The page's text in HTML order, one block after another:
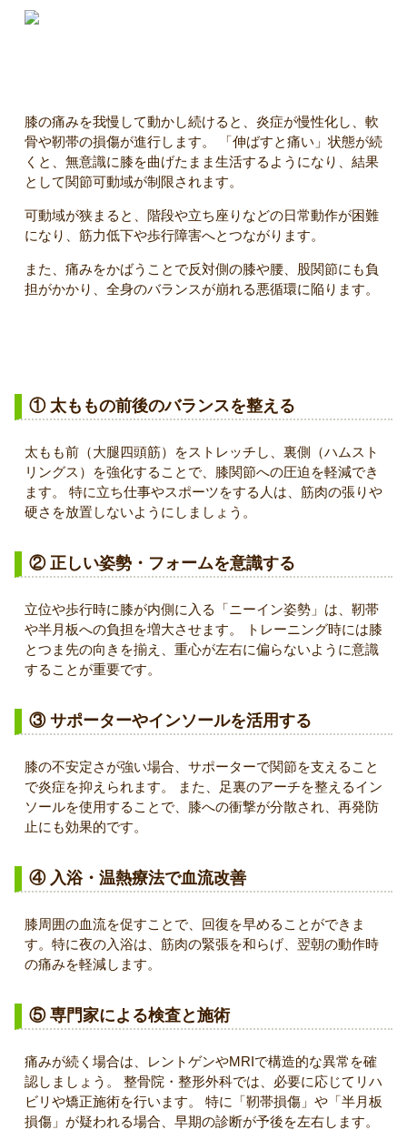
膝の痛みを我慢して動かし続けると、炎症が慢性化し、軟
骨や靭帯の損傷が進行します。 「伸ばすと痛い」状態が続
くと、無意識に膝を曲げたまま生活するようになり、結果
として関節可動域が制限されます。
可動域が狭まると、階段や立ち座りなどの日常動作が困難
になり、筋力低下や歩行障害へとつながります。
また、痛みをかばうことで反対側の膝や腰、股関節にも負
担がかかり、全身のバランスが崩れる悪循環に陥ります。
① 太ももの前後のバランスを整える
太もも前（大腿四頭筋）をストレッチし、裏側（ハムスト
リングス）を強化することで、膝関節への圧迫を軽減でき
ます。 特に立ち仕事やスポーツをする人は、筋肉の張りや
硬さを放置しないようにしましょう。
② 正しい姿勢・フォームを意識する
立位や歩行時に膝が内側に入る「ニーイン姿勢」は、靭帯
や半月板への負担を増大させます。 トレーニング時には膝
とつま先の向きを揃え、重心が左右に偏らないように意識
することが重要です。
③ サポーターやインソールを活用する
膝の不安定さが強い場合、サポーターで関節を支えること
で炎症を抑えられます。 また、足裏のアーチを整えるイン
ソールを使用することで、膝への衝撃が分散され、再発防
止にも効果的です。
④ 入浴・温熱療法で血流改善
膝周囲の血流を促すことで、回復を早めることができま
す。特に夜の入浴は、筋肉の緊張を和らげ、翌朝の動作時
の痛みを軽減します。
⑤ 専門家による検査と施術
痛みが続く場合は、レントゲンやMRIで構造的な異常を確
認しましょう。 整骨院・整形外科では、必要に応じてリハ
ビリや矯正施術を行います。 特に「靭帯損傷」や「半月板
損傷」が疑われる場合、早期の診断が予後を左右します。